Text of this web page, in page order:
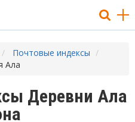
Почтовые индексы
Ала
Деревни Ала